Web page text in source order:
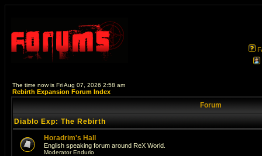
The time now is Fri Aug 07, 2026 2:58 am
Rebirth Expansion Forum Index
Forum
Diablo Exp: The Rebirth
Horadrim's Hall
English speaking forum around ReX World.
ModeratorEndurio